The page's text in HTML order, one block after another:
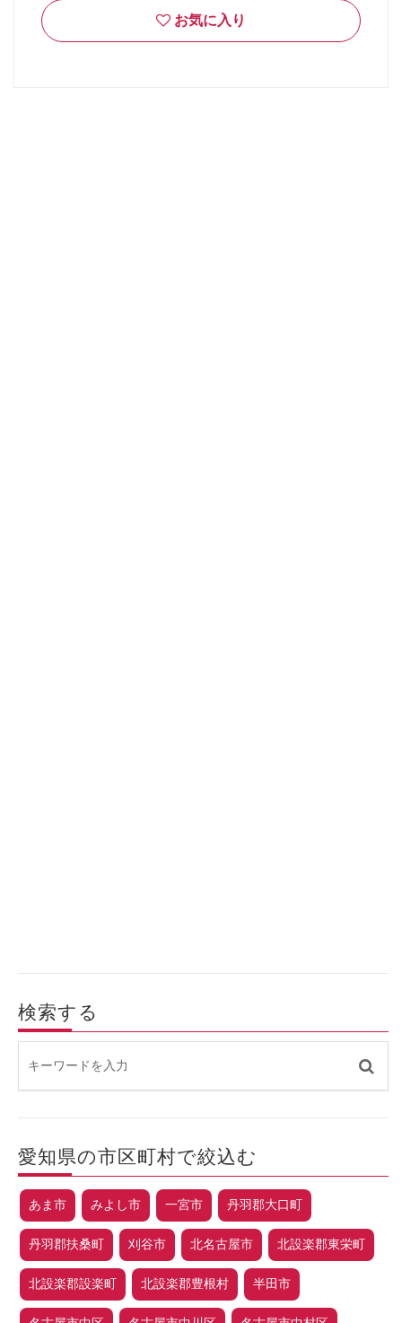
お気に入り
検索する
愛知県の市区町村で絞込む
あま市 みよし市 一宮市 丹羽郡大口町
丹羽郡扶桑町 刈谷市 北名古屋市 北設楽郡東栄町
北設楽郡設楽町 北設楽郡豊根村 半田市